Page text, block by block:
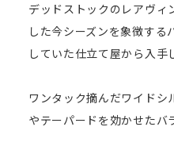
デッドストックのレアヴィ
した今シーズンを象徴す
していた仕立て屋から入手
ワンタック摘んだワイドシ
やテーパードを効かせたバ